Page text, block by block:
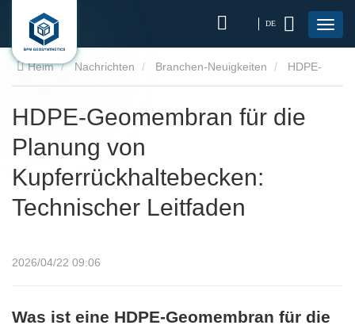
DE
Heim Nachrichten Branchen-Neuigkeiten
Technischer Leitfaden
HDPE-Geomembran für die
Planung von
Kupferrückhaltebecken:
Technischer Leitfaden
2026/04/22 09:06
Was ist eine HDPE-Geomembran für die